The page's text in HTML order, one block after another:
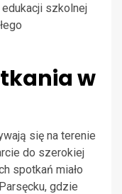
szkolnej
w
się na terenie
do szerokiej
spotkań miało
gdzie